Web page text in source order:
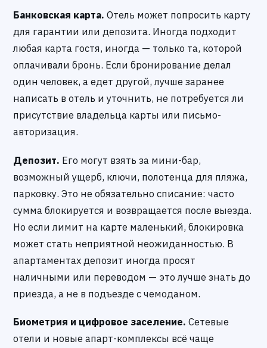
Банковская карта. Отель может попросить карту
для гарантии или депозита. Иногда подходит
любая карта гостя, иногда — только та, которой
оплачивали бронь. Если бронирование делал
один человек, а едет другой, лучше заранее
написать в отель и уточнить, не потребуется ли
присутствие владельца карты или письмо-
авторизация.
Депозит. Его могут взять за мини-бар,
возможный ущерб, ключи, полотенца для пляжа,
парковку. Это не обязательно списание: часто
сумма блокируется и возвращается после выезда.
Но если лимит на карте маленький, блокировка
может стать неприятной неожиданностью. В
апартаментах депозит иногда просят
наличными или переводом — это лучше знать до
приезда, а не в подъезде с чемоданом.
Биометрия и цифровое заселение. Сетевые
отели и новые апарт-комплексы всё чаще